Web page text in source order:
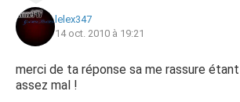
lelex347
14 oct. 2010 à 19:21
merci de ta réponse sa me rassure
assez mal !